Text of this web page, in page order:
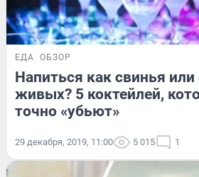
ЕДА ОБЗОР
Напиться как свинья или
живых? 5 коктейлей,
точно «убьют»
29 декабря, 2019, 11:00 5 015 1